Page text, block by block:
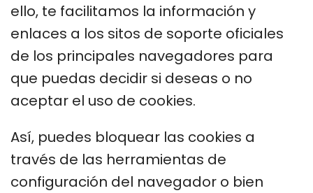
ello, te facilitamos la información y
enlaces a los sitos de soporte oficiales
de los principales navegadores para
que puedas decidir si deseas o no
aceptar el uso de cookies.
Así, puedes bloquear las cookies a
través de las herramientas de
configuración del navegador o bien